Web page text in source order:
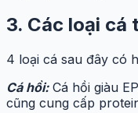
3. Các loại cá
4 loại cá sau đây có
Cá hồi:Cá hồi giàu
cũng cung cấp